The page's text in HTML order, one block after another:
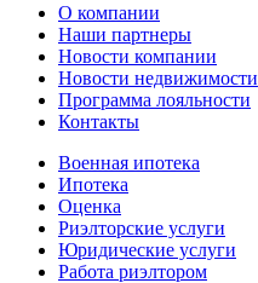
О компании
Наши партнеры
Новости компании
Новости недвижимости
Программа лояльности
Контакты
Военная ипотека
Ипотека
Оценка
Риэлторские услуги
Юридические услуги
Работа риэлтором